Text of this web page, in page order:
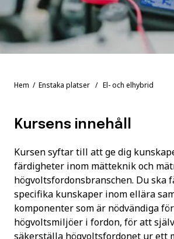
Hem / Enstaka platser / El- och elhybrid
Kursens innehåll
Kursen syftar till att ge dig
färdigheter inom mätteknik och
högvoltsfordonsbranschen. Du ska
specifika kunskaper inom ellära
komponenter som är nödvändiga
högvoltsmiljöer i fordon, för att
säkerställa högvoltsfordonet ur ett